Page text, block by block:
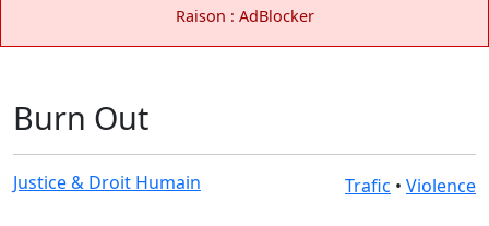
Raison : AdBlocker
Burn Out
Justice & Droit Humain Trafic • Violence